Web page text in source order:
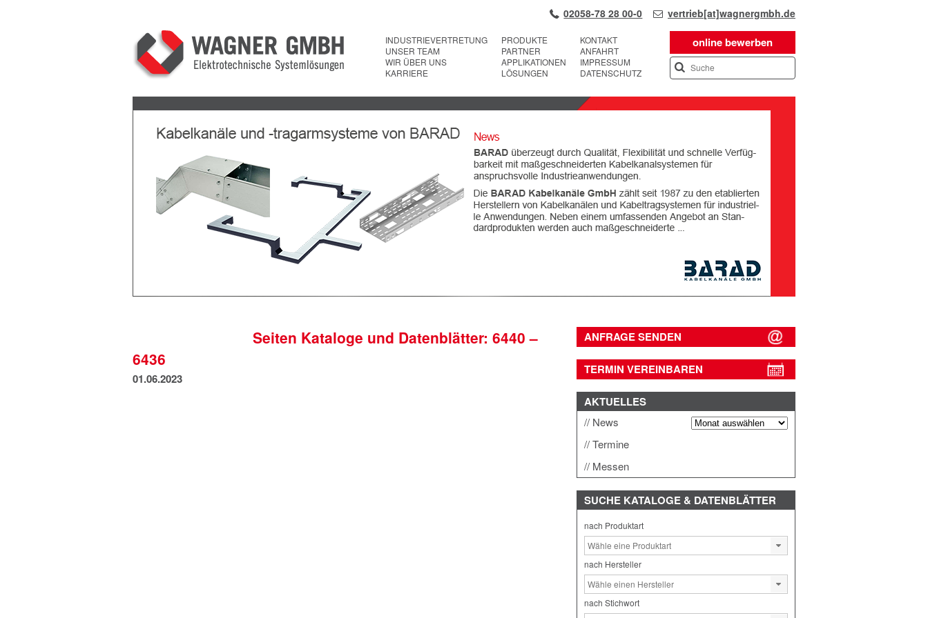
02058-78 28 00-0 vertrieb[at]wagnergmbh.de
online bewerben
INDUSTRIEVERTRETUNG
UNSER TEAM
WIR ÜBER UNS
KARRIERE
PRODUKTE
PARTNER
APPLIKATIONEN
LÖSUNGEN
KONTAKT
ANFAHRT
IMPRESSUM
DATENSCHUTZ
Next
Seiten Kataloge und Datenblätter: 6440 –
6436
01.06.2023
ANFRAGE SENDEN
TERMIN VEREINBAREN
AKTUELLES
News
Termine
Messen
SUCHE KATALOGE & DATENBLÄTTER
nach Produktart
nach Hersteller
nach Stichwort